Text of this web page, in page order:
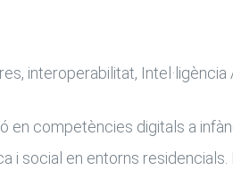
interoperabilitat,
en competències digitals a
social en entorns